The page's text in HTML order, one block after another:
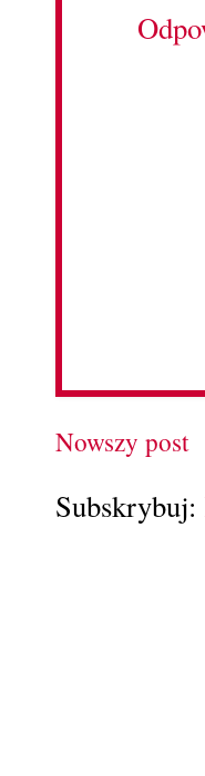
Nowszy post
Subskrybuj: